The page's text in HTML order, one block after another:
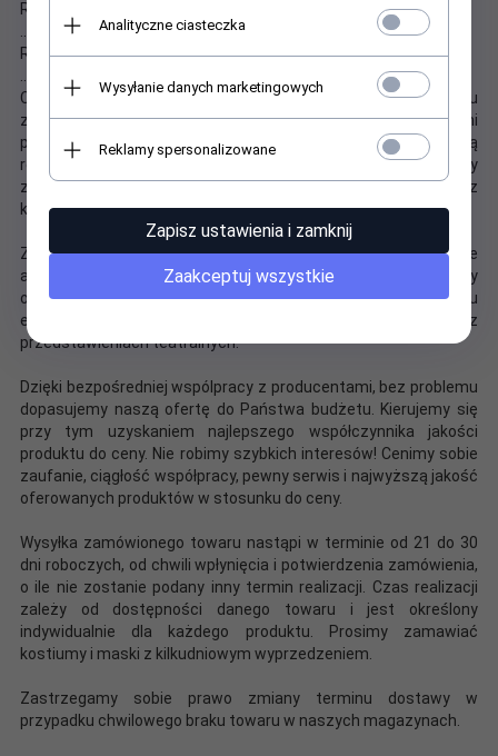
Rozmiar M - 170 - 175 cm wzrostu
Rozmiar L - 175 - 180 cm wzrostu
Czas realizacji zamówienia zależy od ilości i rodzaju
zamawianych produktów. Nasi dostawcy to pewni i sprawdzeni
partnerzy. Ale tak jak wszyscy profesjonaliści nie lubią
realizować zleceń na ostatnią chwilę. Dlatego prosimy
zamawiać towary, zgłaszać zapytania i projekty przynajmniej z
kilkunastodniowym wyprzedzeniem.
Zapraszmy do współpracy teatry, hotele, restauracje, agencje
artystyczne, marketingowe i eventowe - przy stałej współpracy
oferujemy duże rabaty. Nasze produkty pojawaiły się na wielu
ekskluzywnych balach, w wielu programach telewizyjnych oraz
przedstawieniach teatralnych.
Dzięki bezpośredniej wspólpracy z producentami, bez problemu
dopasujemy naszą ofertę do Państwa budżetu. Kierujemy się
przy tym uzyskaniem najlepszego współczynnika jakości
produktu do ceny. Nie robimy szybkich interesów! Cenimy sobie
zaufanie, ciągłość współpracy, pewny serwis i najwyższą jakość
oferowanych produktów w stosunku do ceny.
Wysyłka zamówionego towaru nastąpi w terminie od 21 do 30
dni roboczych, od chwili wpłynięcia i potwierdzenia zamówienia,
o ile nie zostanie podany inny termin realizacji. Czas realizacji
zależy od dostępności danego towaru i jest określony
indywidualnie dla każdego produktu. Prosimy zamawiać
kostiumy i maski z kilkudniowym wyprzedzeniem.
Zastrzegamy sobie prawo zmiany terminu dostawy w
przypadku chwilowego braku towaru w naszych magazynach.
Analityczne ciasteczka
Wysyłanie danych marketingowych
Reklamy spersonalizowane
Zapisz ustawienia i zamknij
Zaakceptuj wszystkie